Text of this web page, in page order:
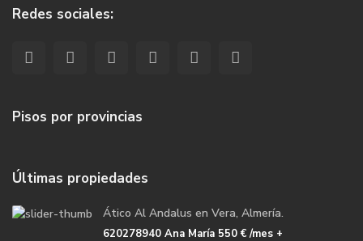
Redes sociales:
Pisos por provincias
Últimas propiedades
Ático Al Andalus en Vera, Almería.
620278940 Ana María 550 €/mes +